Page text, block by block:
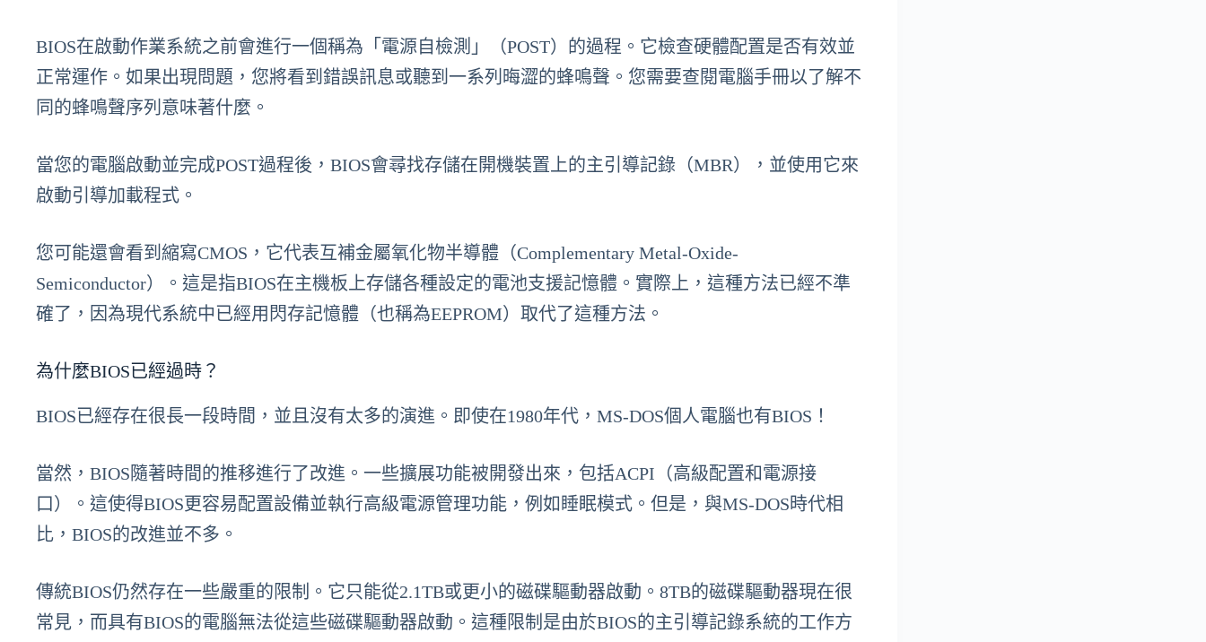
BIOS在啟動作業系統之前會進行一個稱為「電源自檢測」（POST）的過程。它檢查硬體配置是否有效並
正常運作。如果出現問題，您將看到錯誤訊息或聽到一系列晦澀的蜂鳴聲。您需要查閱電腦手冊以了解不
同的蜂鳴聲序列意味著什麼。
當您的電腦啟動並完成POST過程後，BIOS會尋找存儲在開機裝置上的主引導記錄（MBR），並使用它來
啟動引導加載程式。
您可能還會看到縮寫CMOS，它代表互補金屬氧化物半導體（Complementary Metal-Oxide-
Semiconductor）。這是指BIOS在主機板上存儲各種設定的電池支援記憶體。實際上，這種方法已經不準
確了，因為現代系統中已經用閃存記憶體（也稱為EEPROM）取代了這種方法。
為什麼BIOS已經過時？
BIOS已經存在很長一段時間，並且沒有太多的演進。即使在1980年代，MS-DOS個人電腦也有BIOS！
當然，BIOS隨著時間的推移進行了改進。一些擴展功能被開發出來，包括ACPI（高級配置和電源接
口）。這使得BIOS更容易配置設備並執行高級電源管理功能，例如睡眠模式。但是，與MS-DOS時代相
比，BIOS的改進並不多。
傳統BIOS仍然存在一些嚴重的限制。它只能從2.1TB或更小的磁碟驅動器啟動。8TB的磁碟驅動器現在很
常見，而具有BIOS的電腦無法從這些磁碟驅動器啟動。這種限制是由於BIOS的主引導記錄系統的工作方